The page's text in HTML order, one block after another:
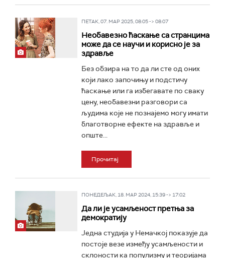
ПЕТАК, 07. МАР 2025, 08:05 -> 08:07
Необавезно ћаскање са странцима
може да се научи и корисно је за
здравље
Без обзира на то да ли сте од оних
који лако започињу и подстичу
ћаскање или га избегавате по сваку
цену, необавезни разговори са
људима које не познајемо могу имати
благотворне ефекте на здравље и
опште...
Прочитај
ПОНЕДЕЉАК, 18. МАР 2024, 15:39 -> 17:02
Да ли је усамљеност претња за
демократију
Једна студија у Немачкој показује да
постоје везе између усамљености и
склоности ка популизму и теоријама